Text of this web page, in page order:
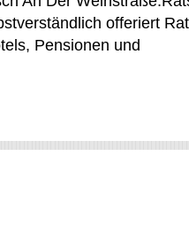
offeriert
Pensionen und